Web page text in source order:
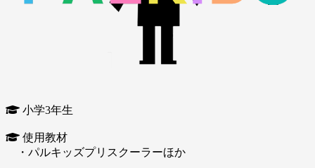
小学3年生
使用教材
・パルキッズプリスクーラーほか